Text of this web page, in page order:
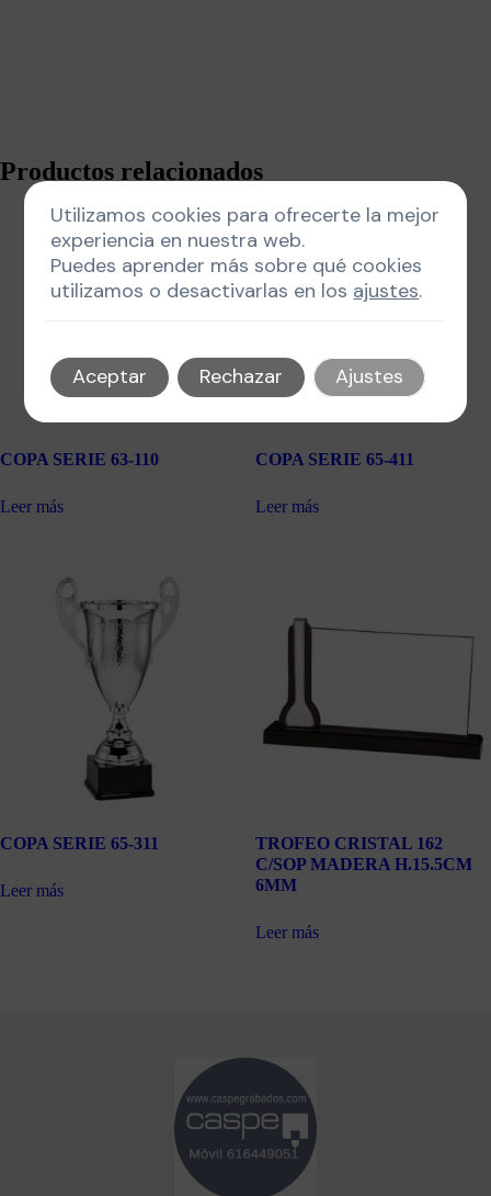
Productos relacionados
COPA SERIE 63-110
Leer más
COPA SERIE 65-411
Leer más
COPA SERIE 65-311
Leer más
TROFEO CRISTAL 162
C/SOP MADERA H.15.5CM
6MM
Leer más
Utilizamos cookies para ofrecerte la mejor
experiencia en nuestra web.
Puedes aprender más sobre qué cookies
utilizamos o desactivarlas en los ajustes.
Aceptar Rechazar Ajustes